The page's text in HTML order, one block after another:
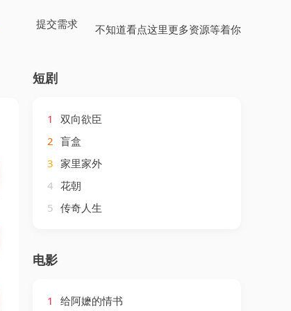
提交需求 不知道看点这里更多资源等着你
短剧
1
双向欲臣
2 盲盒
3 家里家外
4 花朝
5 传奇人生
电影
1 给阿嬷的情书